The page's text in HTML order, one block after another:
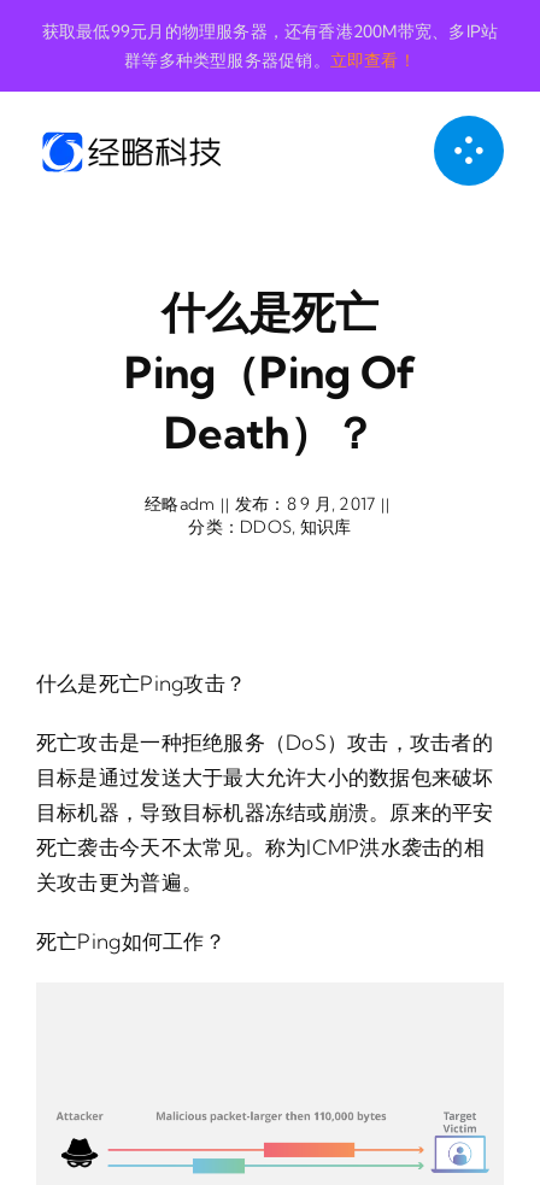
内
获取最低99元月的物理服务器，还有香港200M带宽、多IP站
群等多种类型服务器促销。 立即查看！
什么是死亡
Ping（Ping Of
Death）？
经略adm || 发布：8 9 月, 2017 ||
分类： DDOS, 知识库
什么是死亡Ping攻击？
死亡攻击是一种拒绝服务（DoS）攻击，攻击者的
目标是通过发送大于最大允许大小的数据包来破坏
目标机器，导致目标机器冻结或崩溃。原来的平安
死亡袭击今天不太常见。称为ICMP洪水袭击的相
关攻击更为普遍。
死亡Ping如何工作？